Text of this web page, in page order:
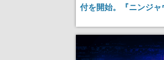
付を開始。『ニンジ
タイトルを収録、発